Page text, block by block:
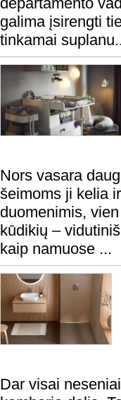
galima įsirengti
tinkamai
Nors vasara
šeimoms ji kelia
duomenimis,
kūdikių –
kaip namuose ...
Dar visai